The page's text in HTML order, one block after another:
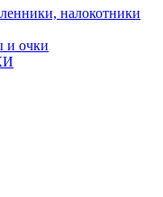
налокотники
и очки